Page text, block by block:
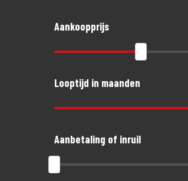
Aankoopprijs
Looptijd in maanden
Aanbetaling of inruil